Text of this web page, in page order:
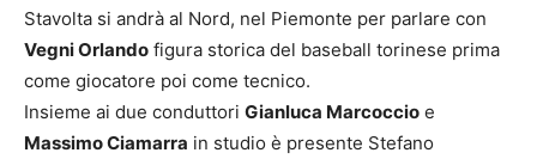
Stavolta si andrà al Nord, nel Piemonte per parlare con
Vegni Orlando figura storica del baseball torinese prima
come giocatore poi come tecnico.
Insieme ai due conduttori Gianluca Marcoccio e
Massimo Ciamarra in studio è presente Stefano